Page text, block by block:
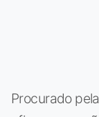
Procurado